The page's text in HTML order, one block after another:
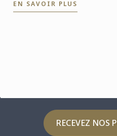
les ...
EN SAVOIR PLUS
RECEVEZ NOS